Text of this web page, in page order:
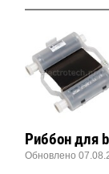
Риббон для
Обновлено